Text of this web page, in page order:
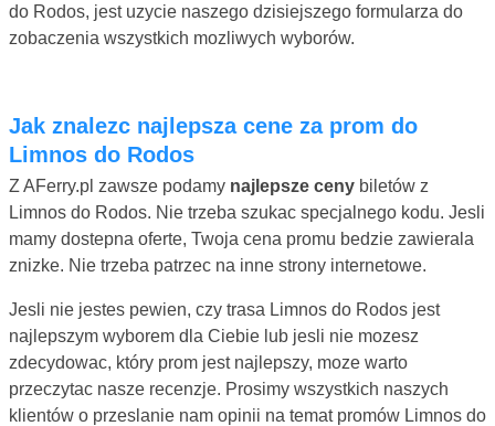
do Rodos, jest uzycie naszego dzisiejszego formularza do
zobaczenia wszystkich mozliwych wyborów.
Jak znalezc najlepsza cene za prom do
Limnos do Rodos
Z AFerry.pl zawsze podamy najlepsze ceny biletów z
Limnos do Rodos. Nie trzeba szukac specjalnego kodu. Jesli
mamy dostepna oferte, Twoja cena promu bedzie zawierala
znizke. Nie trzeba patrzec na inne strony internetowe.
Jesli nie jestes pewien, czy trasa Limnos do Rodos jest
najlepszym wyborem dla Ciebie lub jesli nie mozesz
zdecydowac, który prom jest najlepszy, moze warto
przeczytac nasze recenzje. Prosimy wszystkich naszych
klientów o przeslanie nam opinii na temat promów Limnos do